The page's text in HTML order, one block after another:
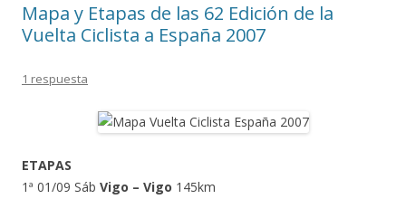
Mapa y Etapas de las 62 Edición de la
Vuelta Ciclista a España 2007
1 respuesta
ETAPAS
1ª 01/09 Sáb Vigo – Vigo 145km